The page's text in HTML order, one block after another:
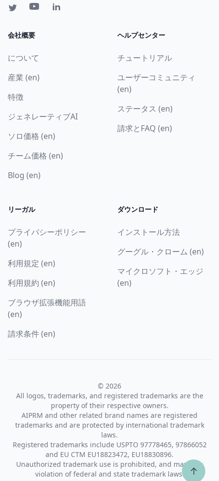
会社概要
について
産業 (en)
特徴
ジェネレーティブAI
ソロ価格 (en)
チーム価格 (en)
Blog (en)
ヘルプセンター
チュートリアル
ユーザーコミュニティ
(en)
ステータス (en)
請求とFAQ (en)
リーガル
プライバシーポリシー
(en)
利用規定 (en)
利用規約 (en)
ブラウザ拡張機能用語
(en)
請求条件 (en)
ダウンロード
インストール方法
グーグル・クローム (en)
マイクロソフト・エッジ
(en)
© 2026
All logos, trademarks, and registered trademarks are the
property of their respective owners.
AIPRM and other related brand names are registered
trademarks and are protected by international trademark
laws.
Registered trademarks include USPTO 97778465, 97866052
and EU CTM EU18823472, EU18830896.
Unauthorized trademark use is prohibited, and may be a
violation of federal and state trademark laws.
↑